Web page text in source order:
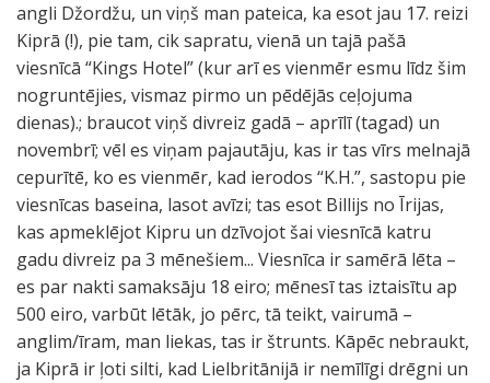
angli Džordžu, un viņš man pateica, ka esot jau 17. reizi
Kiprā (!), pie tam, cik sapratu, vienā un tajā pašā
viesnīcā “Kings Hotel” (kur arī es vienmēr esmu līdz šim
nogruntējies, vismaz pirmo un pēdējās ceļojuma
dienas).; braucot viņš divreiz gadā – aprīlī (tagad) un
novembrī; vēl es viņam pajautāju, kas ir tas vīrs melnajā
cepurītē, ko es vienmēr, kad ierodos “K.H.”, sastopu pie
viesnīcas baseina, lasot avīzi; tas esot Billijs no Īrijas,
kas apmeklējot Kipru un dzīvojot šai viesnīcā katru
gadu divreiz pa 3 mēnešiem... Viesnīca ir samērā lēta –
es par nakti samaksāju 18 eiro; mēnesī tas iztaisītu ap
500 eiro, varbūt lētāk, jo pērc, tā teikt, vairumā –
anglim/īram, man liekas, tas ir štrunts. Kāpēc nebraukt,
ja Kiprā ir ļoti silti, kad Lielbritānijā ir nemīlīgi drēgni un